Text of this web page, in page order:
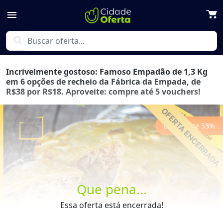
menu
search
Que pena...
Essa oferta está encerrada!
Incrivelmente gostoso: Famoso Empadão de 1,3 Kg
em 6 opções de recheio da Fábrica da Empada, de
R$38 por R$18. Aproveite: compre até 5 vouchers!
Economize 53%